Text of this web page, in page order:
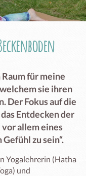
für meine
sie ihren
Der Fokus auf die
Entdecken der
allem eines
zu sein“.
Yogalehrerin (Hatha
und